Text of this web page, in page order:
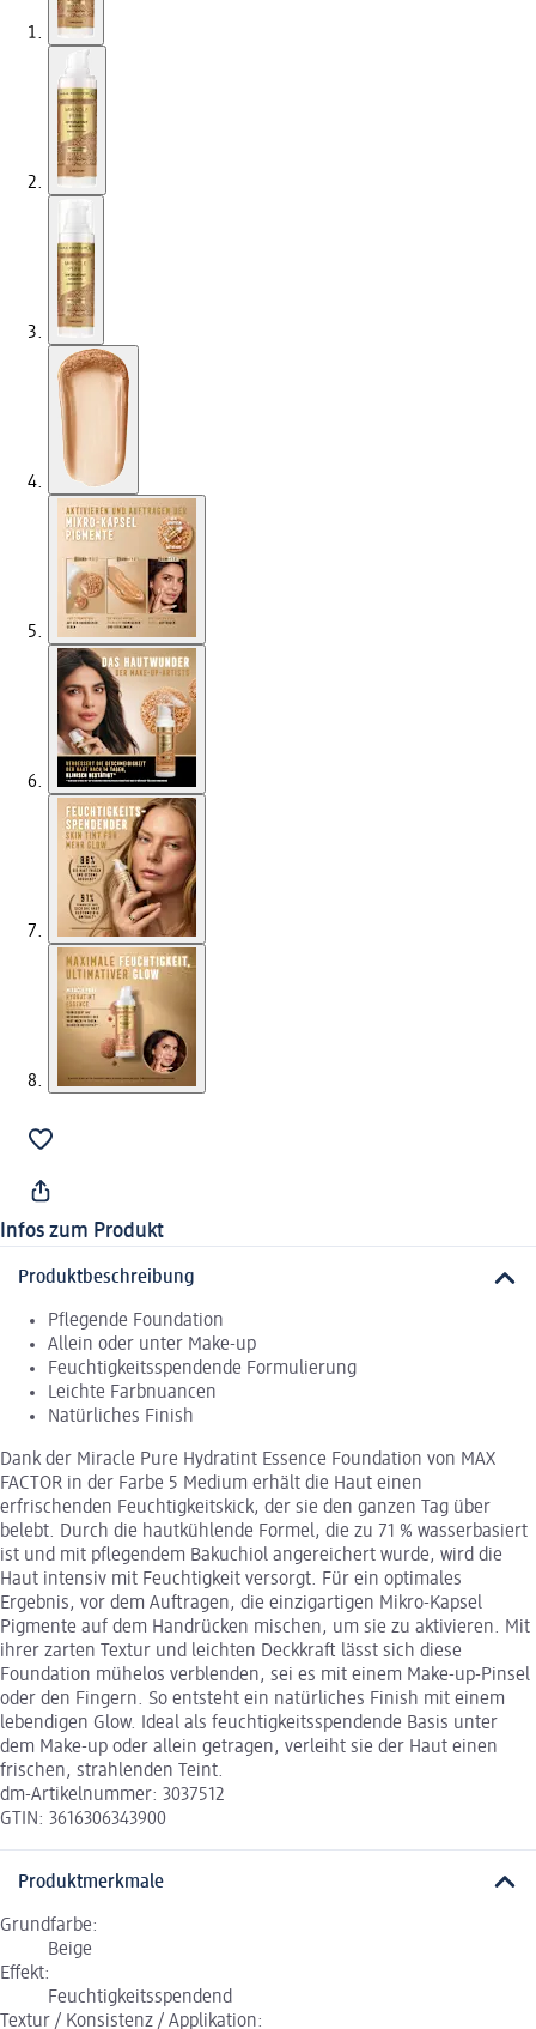
Infos zum Produkt
Produktbeschreibung
Pflegende Foundation
Allein oder unter Make-up
Feuchtigkeitsspendende Formulierung
Leichte Farbnuancen
Natürliches Finish
Dank der Miracle Pure Hydratint Essence Foundation von MAX
FACTOR in der Farbe 5 Medium erhält die Haut einen
erfrischenden Feuchtigkeitskick, der sie den ganzen Tag über
belebt. Durch die hautkühlende Formel, die zu 71 % wasserbasiert
ist und mit pflegendem Bakuchiol angereichert wurde, wird die
Haut intensiv mit Feuchtigkeit versorgt. Für ein optimales
Ergebnis, vor dem Auftragen, die einzigartigen Mikro-Kapsel
Pigmente auf dem Handrücken mischen, um sie zu aktivieren. Mit
ihrer zarten Textur und leichten Deckkraft lässt sich diese
Foundation mühelos verblenden, sei es mit einem Make-up-Pinsel
oder den Fingern. So entsteht ein natürliches Finish mit einem
lebendigen Glow. Ideal als feuchtigkeitsspendende Basis unter
dem Make-up oder allein getragen, verleiht sie der Haut einen
frischen, strahlenden Teint.
dm-Artikelnummer: 3037512
GTIN: 3616306343900
Produktmerkmale
Grundfarbe:
Beige
Effekt:
Feuchtigkeitsspendend
Textur / Konsistenz / Applikation: